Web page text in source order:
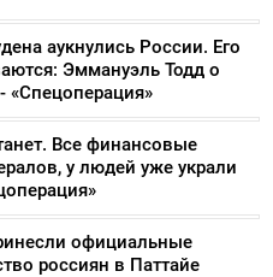
аукнулись России. Его
Эммануэль Тодд о
«Спецоперация»
Все финансовые
у людей уже украли
официальные
россиян в Паттайе